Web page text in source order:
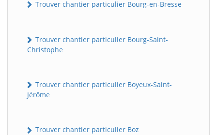
Trouver chantier particulier Bourg-en-Bresse
Trouver chantier particulier Bourg-Saint-
Christophe
Trouver chantier particulier Boyeux-Saint-
Jérôme
Trouver chantier particulier Boz